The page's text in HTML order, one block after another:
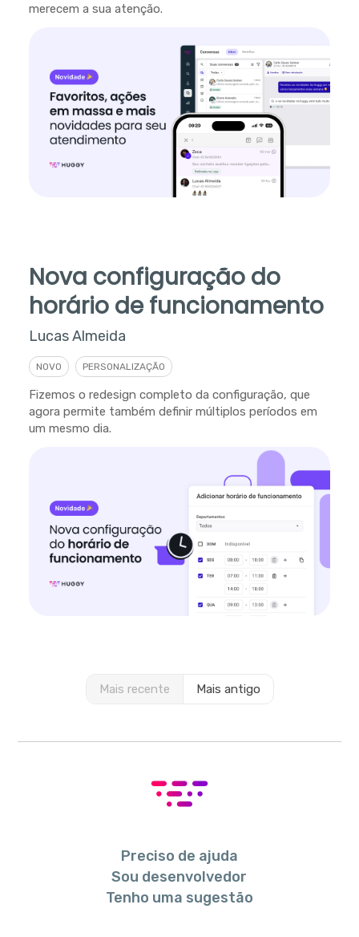
merecem a sua atenção.
Nova configuração do
horário de funcionamento
Lucas Almeida
NOVO PERSONALIZAÇÃO
Fizemos o redesign completo da configuração, que
agora permite também definir múltiplos períodos em
um mesmo dia.
Mais recente Mais antigo
Preciso de ajuda
Sou desenvolvedor
Tenho uma sugestão